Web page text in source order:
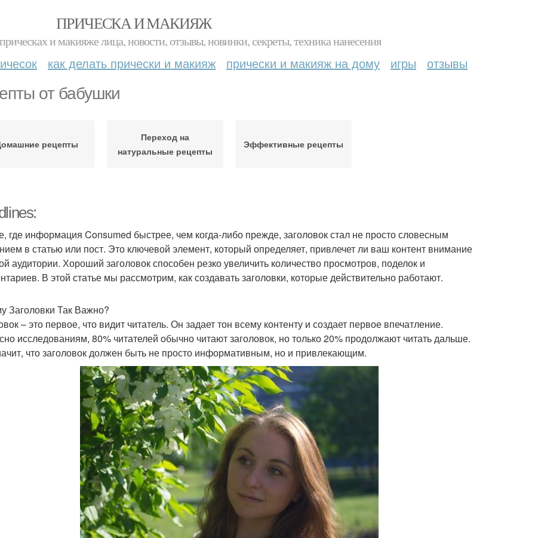
ПРИЧЕСКА И МАКИЯЖ
и макияже лица, новости, отзывы, новинки, секреты, техника нанесения
как делать прически и макияж прически и макияж на дому игры отзывы
от бабушки
рецепты
Переход на
натуральные рецепты
Эффективные рецепты
где информация Consumed быстрее, чем когда-либо прежде, заголовок стал не просто словесным
в статью или пост. Это ключевой элемент, который определяет, привлечет ли ваш контент внимание
аудитории. Хороший заголовок способен резко увеличить количество просмотров, поделок и
В этой статье мы рассмотрим, как создавать заголовки, которые действительно работают.
Заголовки Так Важно?
– это первое, что видит читатель. Он задает тон всему контенту и создает первое впечатление.
исследованиям, 80% читателей обычно читают заголовок, но только 20% продолжают читать дальше.
что заголовок должен быть не просто информативным, но и привлекающим.